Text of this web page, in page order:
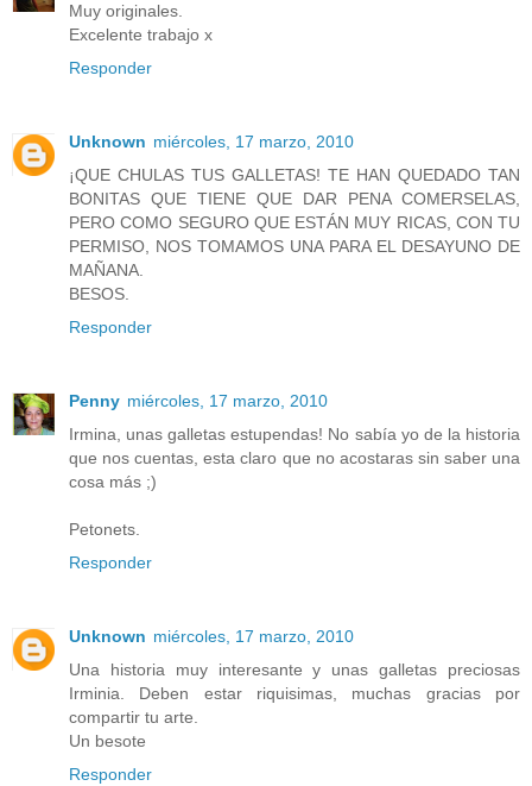
Muy originales.
Excelente trabajo x
Responder
Unknown miércoles, 17 marzo, 2010
¡QUE CHULAS TUS GALLETAS! TE HAN QUEDADO TAN
BONITAS QUE TIENE QUE DAR PENA COMERSELAS,
PERO COMO SEGURO QUE ESTÁN MUY RICAS, CON TU
PERMISO, NOS TOMAMOS UNA PARA EL DESAYUNO DE
MAÑANA.
BESOS.
Responder
Penny miércoles, 17 marzo, 2010
Irmina, unas galletas estupendas! No sabía yo de la historia
que nos cuentas, esta claro que no acostaras sin saber una
cosa más ;)
Petonets.
Responder
Unknown miércoles, 17 marzo, 2010
Una historia muy interesante y unas galletas preciosas
Irminia. Deben estar riquisimas, muchas gracias por
compartir tu arte.
Un besote
Responder